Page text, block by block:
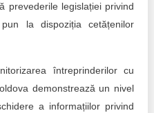
prevederile legislației privind
la dispoziția cetățenilor
întreprinderilor cu
demonstrează un nivel
a informațiilor privind